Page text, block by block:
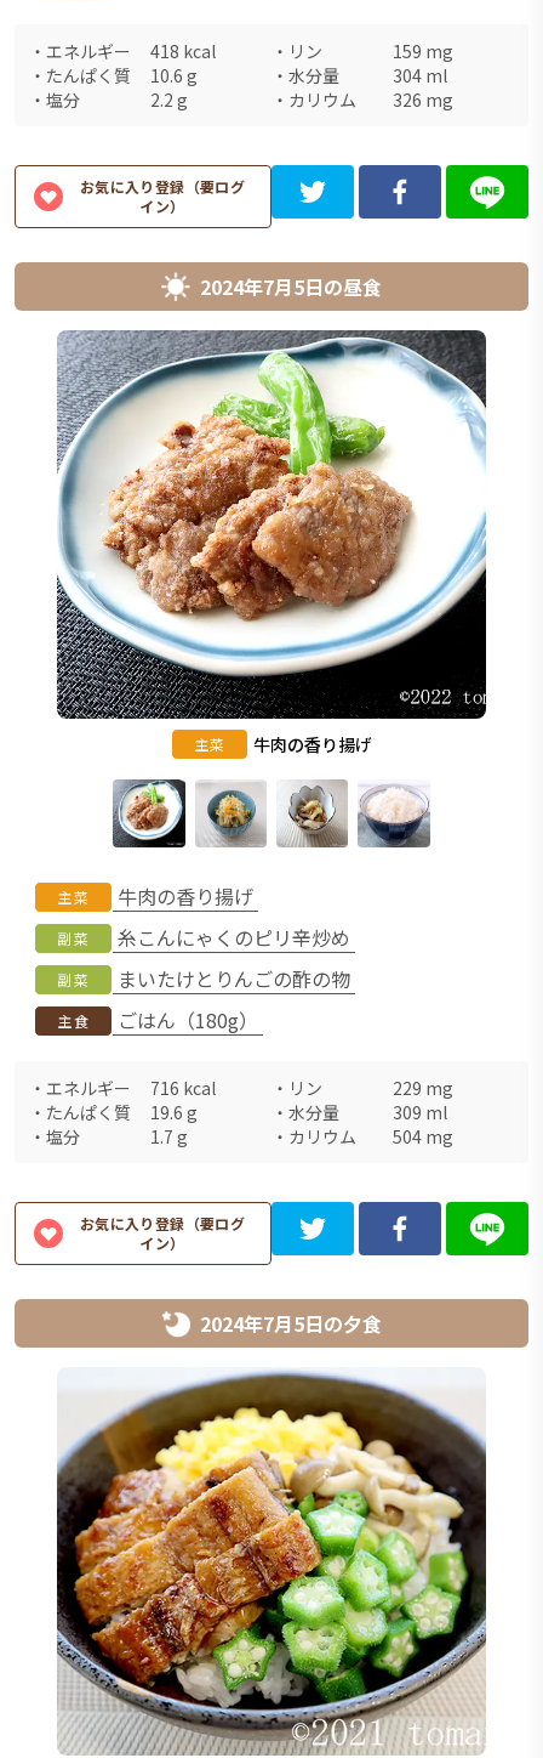
・ エネルギー 418 kcal ・ リン 159 mg
・ たんぱく質 10.6 g ・ 水分量 304 ml
・ 塩分 2.2 g ・ カリウム 326 mg
お気に入り登録（要ログ
イン）
2024年7月5日の昼食
主菜 牛肉の香り揚げ
主菜 牛肉の香り揚げ
副菜 糸こんにゃくのピリ辛炒め
副菜 まいたけとりんごの酢の物
主食 ごはん（180g）
・ エネルギー 716 kcal ・ リン 229 mg
・ たんぱく質 19.6 g ・ 水分量 309 ml
・ 塩分 1.7 g ・ カリウム 504 mg
お気に入り登録（要ログ
イン）
2024年7月5日の夕食